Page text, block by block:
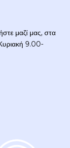
μαζί μας, στα
9.00-